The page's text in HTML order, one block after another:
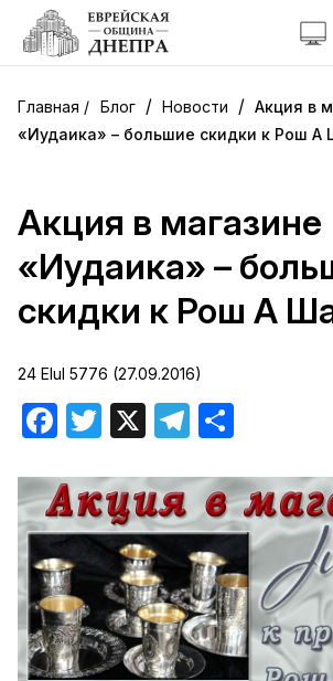
Блог / Новости / Акция в
«Иудаика» – большие скидки к Рош А
Акция в магазине
«Иудаика» –
скидки к Рош А
24 Elul 5776 (27.09.2016)
Facebook
Twitter Telegram